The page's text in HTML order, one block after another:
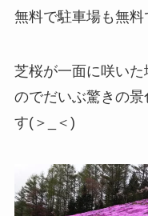
無料で駐車場も無料
芝桜が一面に咲い
のでだいぶ驚きの
す(＞_＜)